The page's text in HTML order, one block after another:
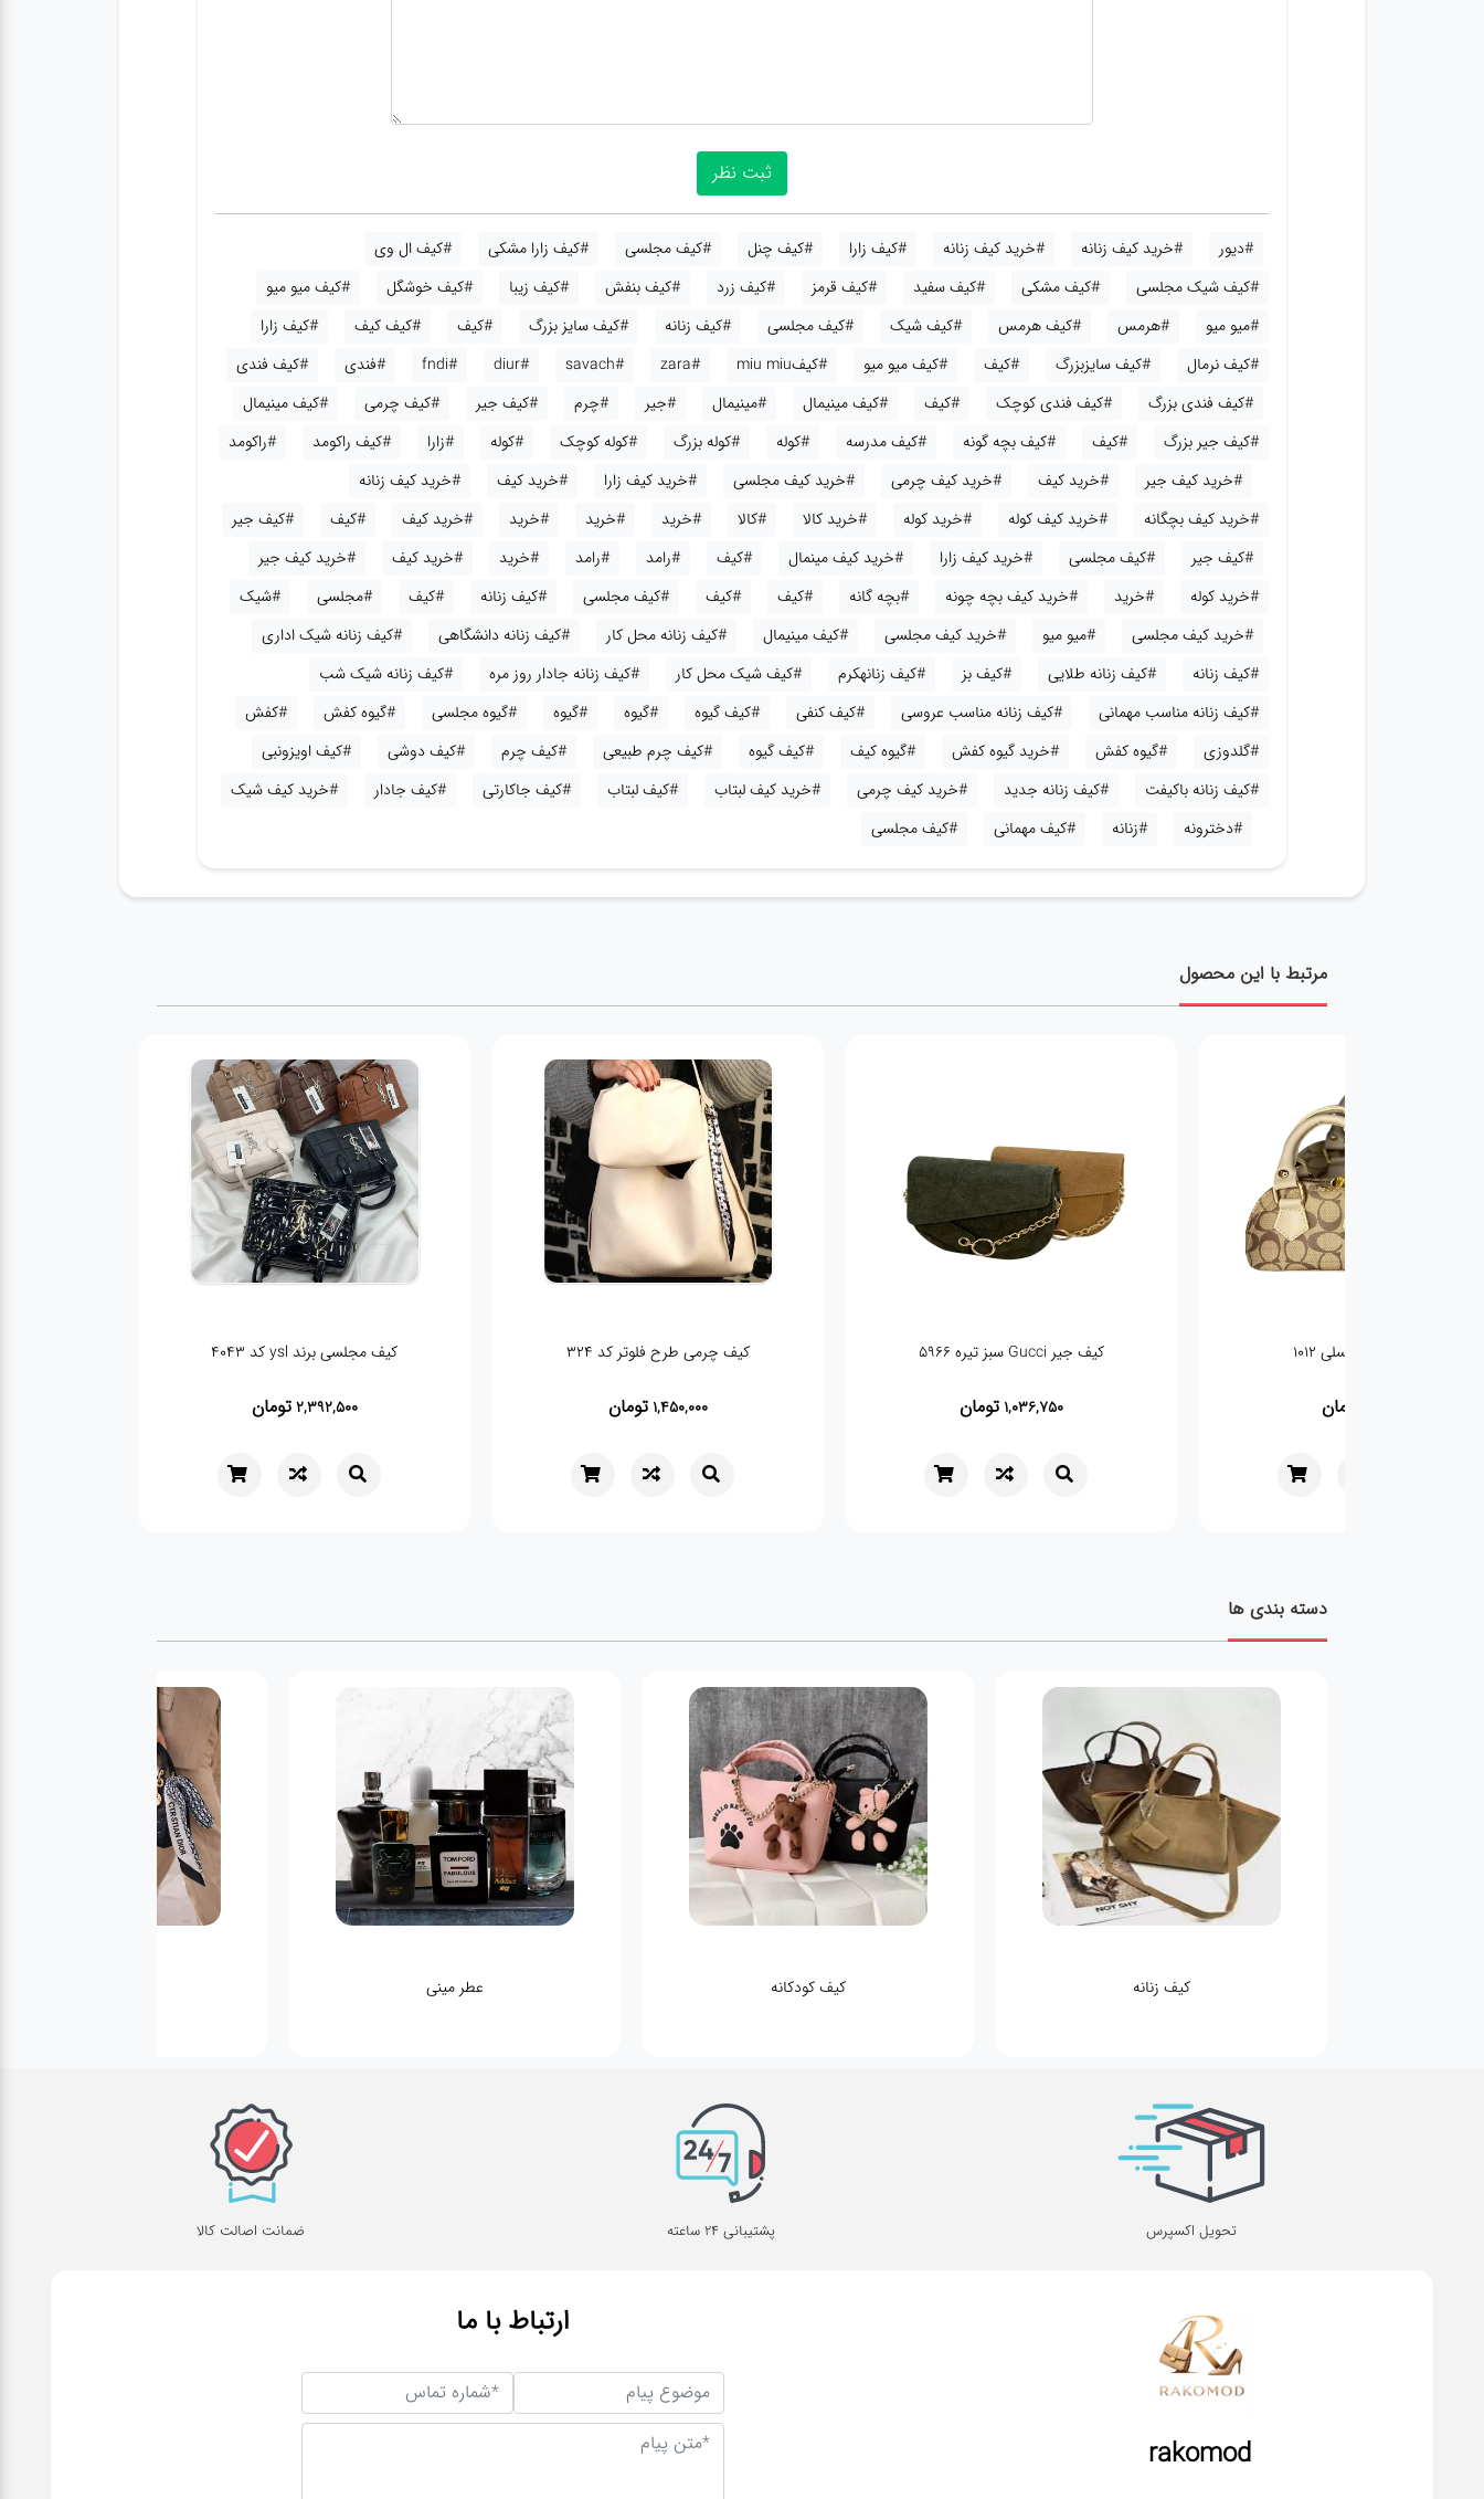
#دیور #خرید کیف زنانه #خرید کیف زنانه #کیف زارا #کیف چنل #کیف مجلسی #کیف زارا مشکی
#کیف ال وی
#کیف شیک مجلسی
#کیف مشکی #کیف سفید #کیف قرمز #کیف زرد #کیف بنفش #کیف زیبا #کیف خوشگل
#کیف میو میو
#میو میو
#هرمس #کیف هرمس #کیف شیک #کیف مجلسی #کیف زنانه #کیف سایز بزرگ #کیف #کیف کیف
#کیف زارا
#کیف نرمال
#کیف سایزبزرگ #کیف #کیف میو میو #کیفmiu miu #zara
#savach
#diur
#fndi #فندی
#کیف فندی
#کیف فندی بزرگ
#کیف فندی کوچک #کیف #کیف مینیمال #مینیمال #جیر #چرم #کیف جیر #کیف چرمی
#کیف مینیمال
#کیف جیر بزرگ
#کیف #کیف بچه گونه #کیف مدرسه #کوله #کوله بزرگ #کوله کوچک #کوله #زارا #کیف راکومد
#راکومد
#خرید کیف جیر
#خرید کیف #خرید کیف چرمی #خرید کیف مجلسی #خرید کیف زارا #خرید کیف
#خرید کیف زنانه
#خرید کیف بچگانه
#خرید کیف کوله #خرید کوله #خرید کالا #کالا #خرید #خرید #خرید #خرید کیف #کیف
#کیف جیر
#کیف جیر
#کیف مجلسی #خرید کیف زارا #خرید کیف مینمال #کیف #رامد #رامد #خرید #خرید کیف
#خرید کیف جیر
#خرید کوله
#خرید #خرید کیف بچه چونه #بچه گانه #کیف #کیف #کیف مجلسی #کیف زنانه #کیف #مجلسی
#شیک
#خرید کیف مجلسی
#میو میو #خرید کیف مجلسی #کیف مینیمال #کیف زنانه محل کار #کیف زنانه دانشگاهی
#کیف زنانه شیک اداری
#کیف زنانه
#کیف زنانه طلایی #کیف بز #کیف زنانهکرم #کیف شیک محل کار #کیف زنانه جادار روز مره
#کیف زنانه شیک شب
#کیف زنانه مناسب مهمانی
#کیف زنانه مناسب عروسی #کیف کنفی #کیف گیوه #گیوه #گیوه #گیوه مجلسی #گیوه کفش
#کفش
#گلدوزی
#گیوه کفش #خرید گیوه کفش #گیوه کیف #کیف گیوه #کیف چرم طبیعی #کیف چرم #کیف دوشی
#کیف اویزونبی
#کیف زنانه باکیفت
#کیف زنانه جدید #خرید کیف چرمی #خرید کیف لبتاب #کیف لبتاب #کیف جاکارتی #کیف جادار
#خرید کیف شیک
#دخترونه
#زنانه #کیف مهمانی #کیف مجلسی
مرتبط با این محصول
کیف مینیمال عسلی 1012
تومان
کیف جیر Gucci سبز تیره 5966
1,036,750 تومان
کیف چرمی طرح فلوتر کد 324
1,450,000 تومان
کیف مجلسی برند ysl کد 4043
2,392,500تومان
دسته بندی ها
کیف زنانه کیف کودکانه عطر مینی
تحویل اکسپرس پشتیبانی 24 ساعته ضمانت اصالت کالا
rakomod
ارتباط با ما